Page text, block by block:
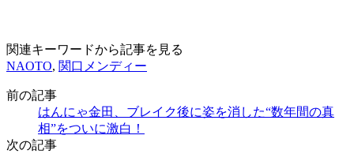
関連キーワードから記事を見る
NAOTO, 関口メンディー
前の記事
はんにゃ金田、ブレイク後に姿を消した“数年間の真
相”をついに激白！
次の記事